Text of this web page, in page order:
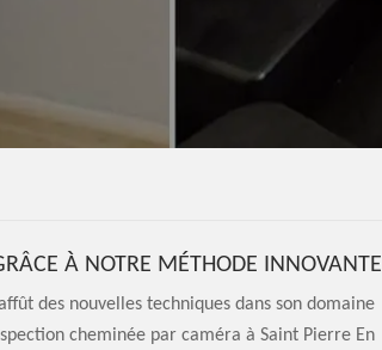
À NOTRE MÉTHODE INNOVANTE
des nouvelles techniques dans son domaine
cheminée par caméra à Saint Pierre En